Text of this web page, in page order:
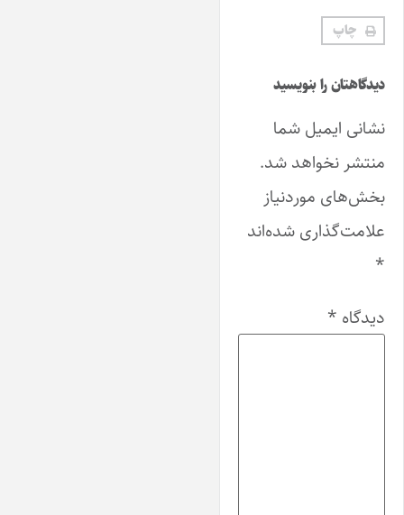
چاپ
دیدگاهتان را بنویسید
نشانی ایمیل شما
منتشر نخواهد شد.
بخش‌های موردنیاز
علامت‌گذاری شده‌اند
دیدگاه*